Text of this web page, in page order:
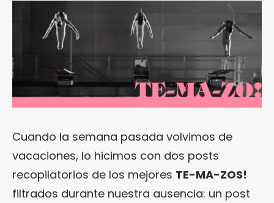
Cuando la semana pasada volvimos de
vacaciones, lo hicimos con dos posts
recopilatorios de los mejores TE-MA-ZOS!
filtrados durante nuestra ausencia: un post